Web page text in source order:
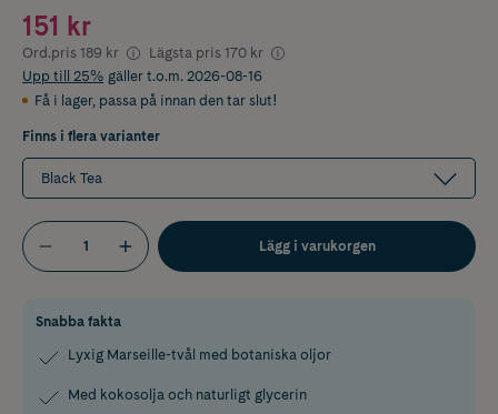
151 kr
Ord.pris 189 kr Lägsta pris 170 kr
Upp till 25% gäller t.o.m. 2026-08-16
Få i lager, passa på innan den tar slut!
Finns i flera varianter
Black Tea
Lägg i varukorgen
Snabba fakta
Lyxig Marseille-tvål med botaniska oljor
Med kokosolja och naturligt glycerin